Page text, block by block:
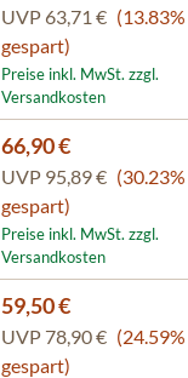
UVP 63,71 € (13.83%
gespart)
Preise inkl. MwSt. zzgl.
Versandkosten
66,90 €
UVP 95,89 € (30.23%
gespart)
Preise inkl. MwSt. zzgl.
Versandkosten
59,50 €
UVP 78,90 € (24.59%
gespart)